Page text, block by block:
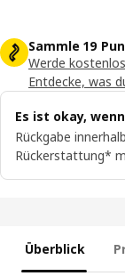
Sammle 19
Werde
Entdecke, was
Es ist okay,
Rückgabe
Rückerstattung*
Überblick